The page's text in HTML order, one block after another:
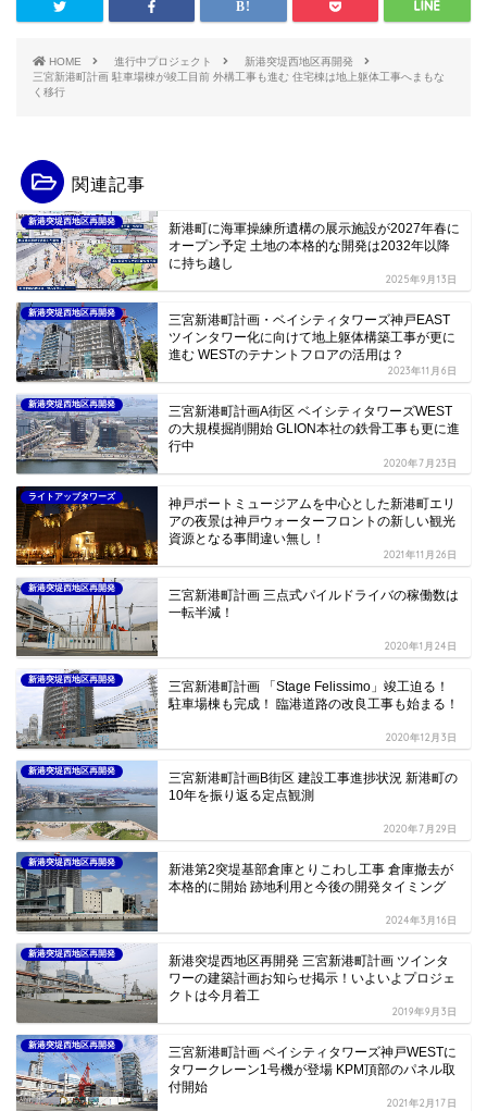
HOME 進行中プロジェクト
新港突堤西地区再開発
三宮新港町計画 駐車場棟が竣工目前 外構工事も進む 住宅棟は地上躯体工事へまもな
く移行
関連記事
新港突堤西地区再開発
新港町に海軍操練所遺構の展示施設が2027年春に
オープン予定 土地の本格的な開発は2032年以降
に持ち越し
2025年9月13日
新港突堤西地区再開発
三宮新港町計画・ベイシティタワーズ神戸EAST
ツインタワー化に向けて地上躯体構築工事が更に
進む WESTのテナントフロアの活用は？
2023年11月6日
新港突堤西地区再開発
三宮新港町計画A街区 ベイシティタワーズWEST
の大規模掘削開始 GLION本社の鉄骨工事も更に進
行中
2020年7月23日
ライトアップタワーズ
神戸ポートミュージアムを中心とした新港町エリ
アの夜景は神戸ウォーターフロントの新しい観光
資源となる事間違い無し！
2021年11月26日
新港突堤西地区再開発
三宮新港町計画 三点式パイルドライバの稼働数は
一転半減！
2020年1月24日
新港突堤西地区再開発
三宮新港町計画 「Stage Felissimo」竣工迫る！
駐車場棟も完成！ 臨港道路の改良工事も始まる！
2020年12月3日
新港突堤西地区再開発
三宮新港町計画B街区 建設工事進捗状況 新港町の
10年を振り返る定点観測
2020年7月29日
新港突堤西地区再開発
新港第2突堤基部倉庫とりこわし工事 倉庫撤去が
本格的に開始 跡地利用と今後の開発タイミング
2024年3月16日
新港突堤西地区再開発
新港突堤西地区再開発 三宮新港町計画 ツインタ
ワーの建築計画お知らせ掲示！いよいよプロジェ
クトは今月着工
2019年9月3日
新港突堤西地区再開発
三宮新港町計画 ベイシティタワーズ神戸WESTに
タワークレーン1号機が登場 KPM頂部のパネル取
付開始
2021年2月17日